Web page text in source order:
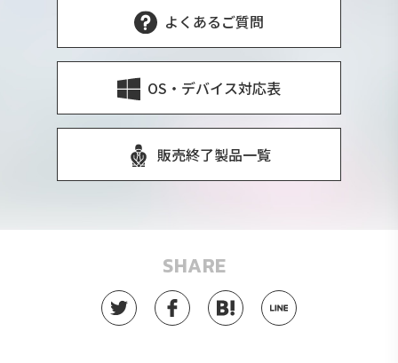
よくあるご質問
OS・デバイス対応表
販売終了製品一覧
SHARE